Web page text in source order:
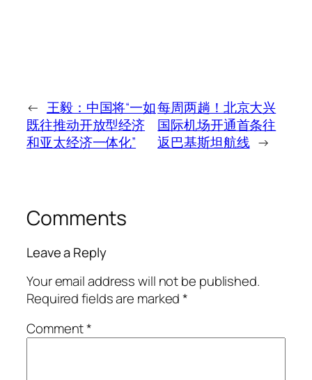
← 王毅：中国将“一如
既往推动开放型经济
和亚太经济一体化”
每周两趟！北京大兴
国际机场开通首条往
返巴基斯坦航线 →
Comments
Leave a Reply
Your email address will not be published.
Required fields are marked*
Comment*